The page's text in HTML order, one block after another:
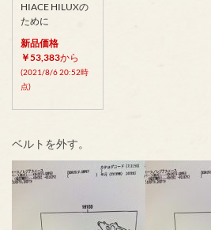
HIACE HILUXの
ために
新品価格
￥53,383から
(2021/8/6 20:52時
点)
ベルトを外す。